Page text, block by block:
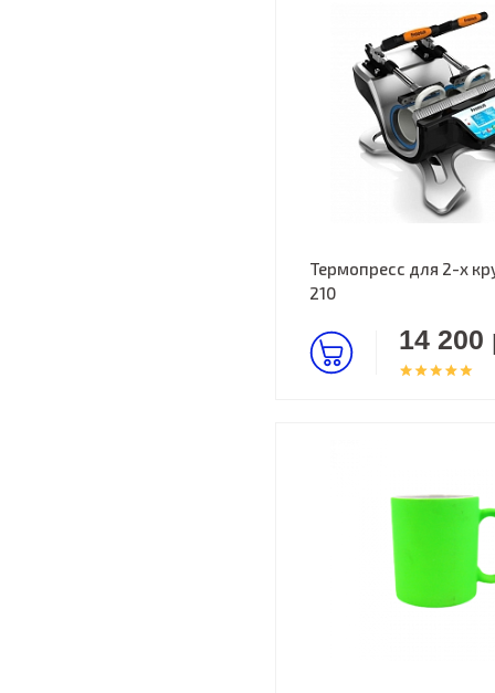
Термопресс для 2-х
210
14 200